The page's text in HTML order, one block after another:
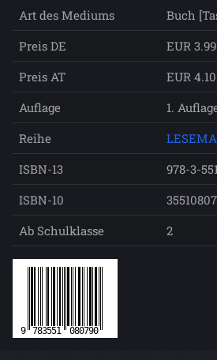
Art des Mediums
Buch
Preis DE
EUR 3.99
Preis AT
EUR 4.10
Auflage
1.
Reihe
ISBN-13
978-3-
ISBN-10
Ab Schulklasse
2